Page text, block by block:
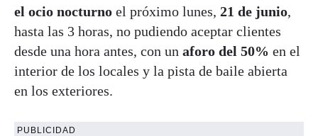
el ocio nocturno el próximo lunes, 21 de junio,
hasta las 3 horas, no pudiendo aceptar clientes
desde una hora antes, con un aforo del 50% en el
interior de los locales y la pista de baile abierta
en los exteriores.
PUBLICIDAD